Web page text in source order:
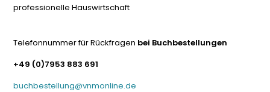
professionelle Hauswirtschaft
Telefonnummer für Rückfragen bei Buchbestellungen
+49 (0)7953 883 691
buchbestellung@vnmonline.de